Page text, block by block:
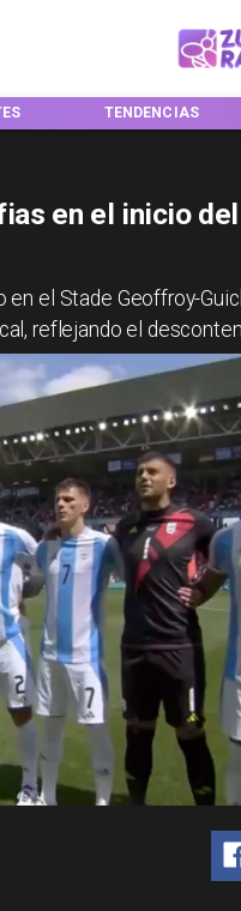
TENDENCIAS
en el inicio
el Stade Geoffroy-
reflejando el